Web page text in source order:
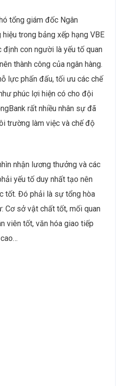
tổng giám đốc Ngân
trong bảng xếp hạng VBE
con người là yếu tố quan
thành công của ngân hàng.
lực phấn đấu, tối ưu các chế
phúc lợi hiện có cho đội
rất nhiều nhân sự đã
trường làm việc và chế độ
nhận lương thưởng và các
yếu tố duy nhất tạo nên
tốt. Đó phải là sự tổng hòa
Cơ sở vật chất tốt, mối quan
viên tốt, văn hóa giao tiếp